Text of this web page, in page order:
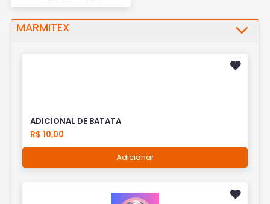
MARMITEX
ADICIONAL DE BATATA
R$ 10,00
Adicionar